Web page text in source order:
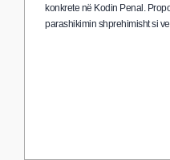
konkrete në Kodin Penal.
parashikimin shprehimisht si